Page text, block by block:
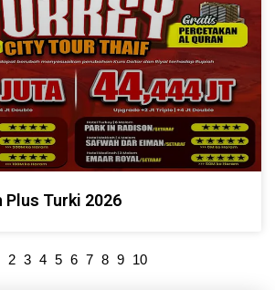
Plus Turki 2026
2 3 4 5 6 7 8 9 10